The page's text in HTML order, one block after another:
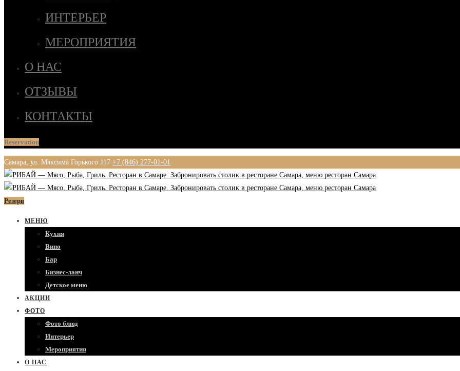
ИНТЕРЬЕР
МЕРОПРИЯТИЯ
О НАС
ОТЗЫВЫ
КОНТАКТЫ
Reservation
Самара, ул. Максима Горького 117 +7 (846) 277-01-01
Резерв
МЕНЮ
Кухня
Вино
Бар
Бизнес-ланч
Детское меню
АКЦИИ
ФОТО
Фото блюд
Интерьер
Мероприятия
О НАС